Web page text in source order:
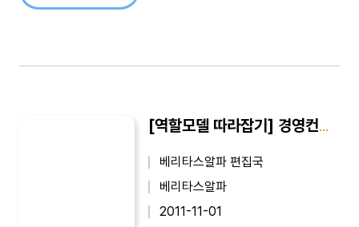
[역할모델 따라잡기] 경영컨설턴트(김재열)
베리타스알파 편집국
베리타스알파
2011-11-01